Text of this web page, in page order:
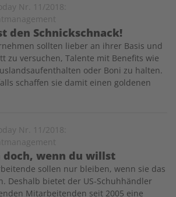
Nr. 11/2018:
den Schnickschnack!
sollten lieber an ihrer Basis und
zu versuchen, Talente mit Benefits wie
oder Boni zu halten.
schaffen sie damit einen goldenen
Nr. 11/2018:
doch, wenn du willst
sollen nur bleiben, wenn sie das
Deshalb bietet der US-Schuhhändler
Mitarbeitenden seit 2005 eine